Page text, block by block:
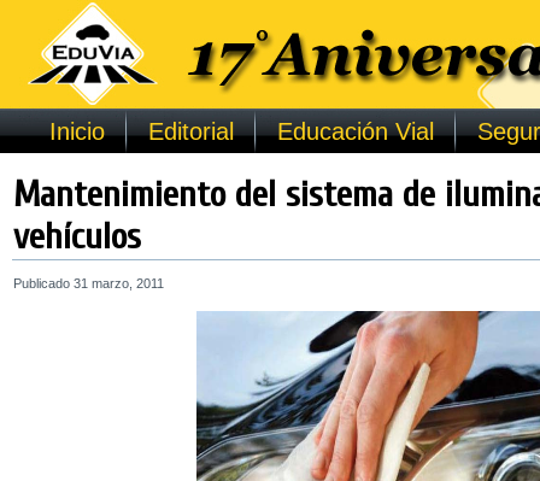
Inicio Editorial Educación Vial
Mantenimiento del sistema de
vehículos
Publicado 31 marzo, 2011